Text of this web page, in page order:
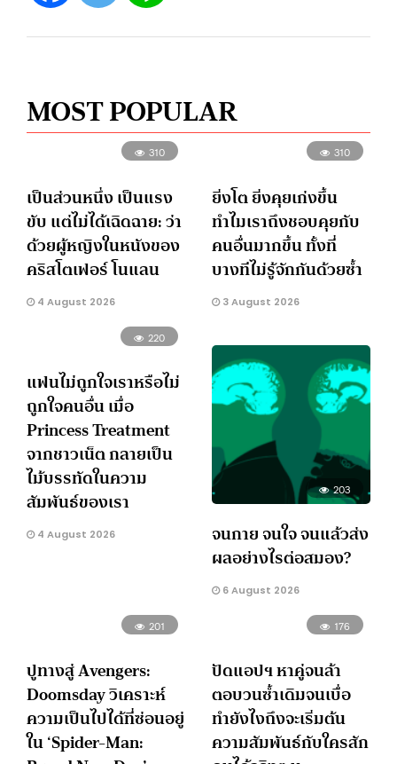
MOST POPULAR
310
เป็นส่วนหนึ่ง เป็นแรง
ขับ แต่ไม่ได้เฉิดฉาย: ว่า
ด้วยผู้หญิงในหนังของ
คริสโตเฟอร์ โนแลน
4 August 2026
310
ยิ่งโต ยิ่งคุยเก่งขึ้น
ทำไมเราถึงชอบคุยกับ
คนอื่นมากขึ้น ทั้งที่
บางทีไม่รู้จักกันด้วยซ้ำ
3 August 2026
220
แฟนไม่ถูกใจเราหรือไม่
ถูกใจคนอื่น เมื่อ
Princess Treatment
จากชาวเน็ต กลายเป็น
ไม้บรรทัดในความ
สัมพันธ์ของเรา
4 August 2026
203
จนกาย จนใจ จนแล้วส่ง
ผลอย่างไรต่อสมอง?
6 August 2026
201
ปูทางสู่ Avengers:
Doomsday วิเคราะห์
ความเป็นไปได้ที่ซ่อนอยู่
ใน ‘Spider-Man:
176
ปัดแอปฯ หาคู่จนล้า
ตอบวนซ้ำเดิมจนเบื่อ
ทำยังไงถึงจะเริ่มต้น
ความสัมพันธ์กับใครสัก